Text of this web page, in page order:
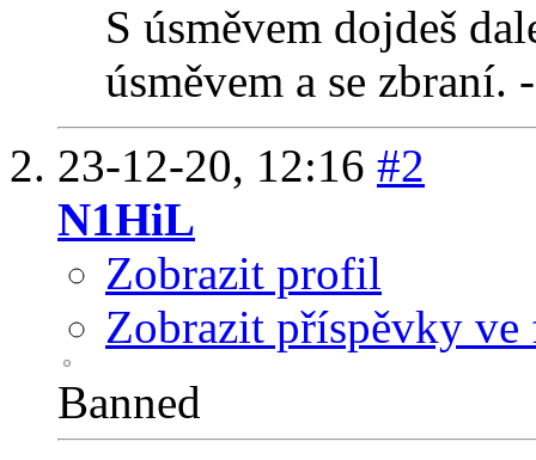
S úsměvem dojdeš
úsměvem a se zbraní.
23-12-20, 12:16 #2
N1HiL
Zobrazit profil
Zobrazit příspěvky ve
Banned